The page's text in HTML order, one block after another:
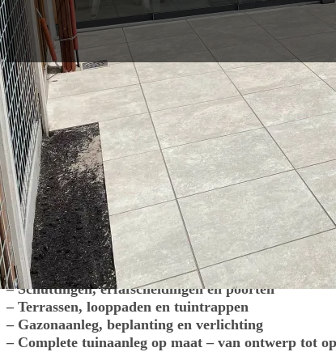
Heldere afspraken, korte lijnen en
pakken wij elk tuinproject aan. Van
wij regelen het.
Onze werkzaamheden variëren van praktische
– Sierbestrating en opritten
– Overkappingen, pergola’s en vlonders
– Schuttingen, erfafscheidingen en poorten
– Terrassen, looppaden en tuintrappen
– Gazonaanleg, beplanting en verlichting
– Complete tuinaanleg op maat – van ontwerp tot